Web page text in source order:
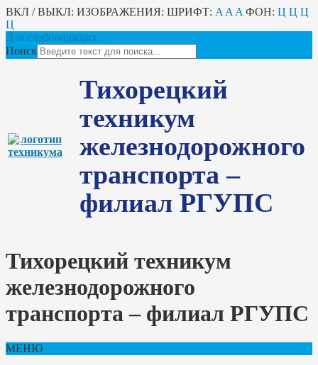
ВКЛ / ВЫКЛ: ИЗОБРАЖЕНИЯ: ШРИФТ: A A A ФОН: Ц Ц Ц
Ц
Для слабовидящих
Поиск
Тихорецкий
техникум
железнодорожного
транспорта –
филиал РГУПС
Тихорецкий техникум
железнодорожного
транспорта – филиал РГУПС
МЕНЮ